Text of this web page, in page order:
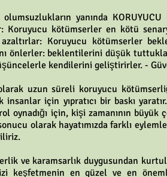
yanında
Koruyucu kötümserler en kötü
azaltırlar: Koruyucu kötümserler
önlerler: beklentilerini düşük
kendilerini geliştirirler. -
uzun süreli koruyucu
insanlar için yıpratıcı bir baskı
oynadığı için, kişi zamanının
olarak hayatımızda farklı
ve karamsarlık duygusundan
keşfetmenin en güzel ve en